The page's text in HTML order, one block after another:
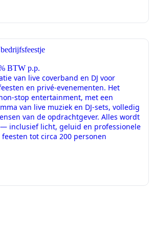
BTW p.p.
van live coverband en DJ voor
en privé-evenementen. Het
stop entertainment, met een
van live muziek en DJ-sets, volledig
van de opdrachtgever. Alles wordt
inclusief licht, geluid en professionele
tot circa 200 personen